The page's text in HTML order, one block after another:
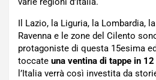
Il Lazio, la Liguria, la Lombardia,
Ravenna e le zone del Cilento
protagoniste di questa 15esima
toccate una ventina di tappe in
l’Italia verrà così investita da